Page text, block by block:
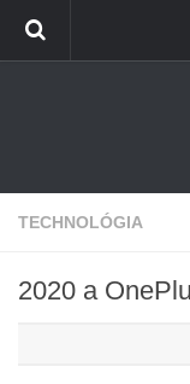
Életmód
TECHNOLÓGIA
2020 a